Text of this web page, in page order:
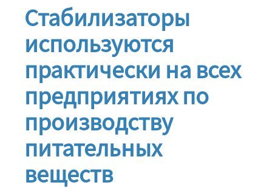
Стабилизаторы
используются
практически на всех
предприятиях по
производству
питательных
веществ